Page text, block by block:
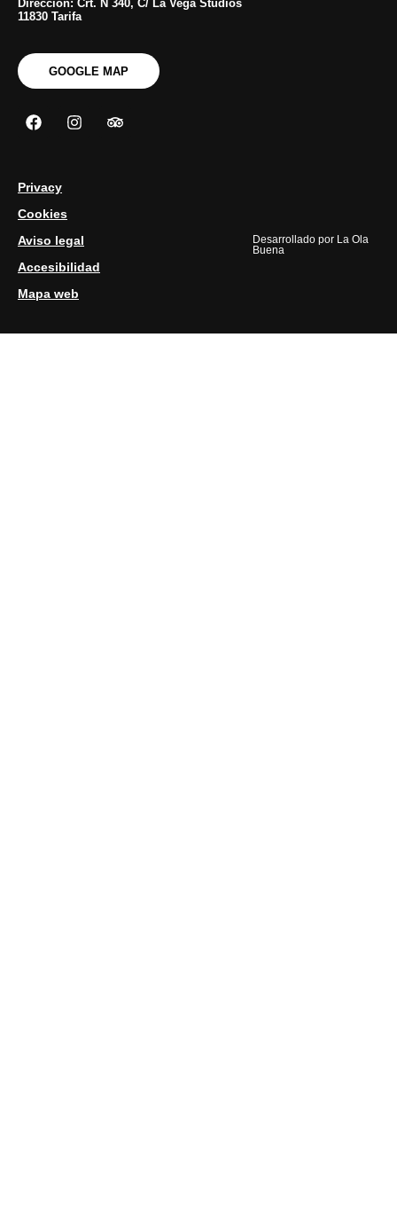
Dirección: Crt. N 340, C/ La Vega Studios
11830 Tarifa
GOOGLE MAP
Privacy
Cookies
Aviso legal
Accesibilidad
Mapa web
Desarrollado por La Ola
Buena